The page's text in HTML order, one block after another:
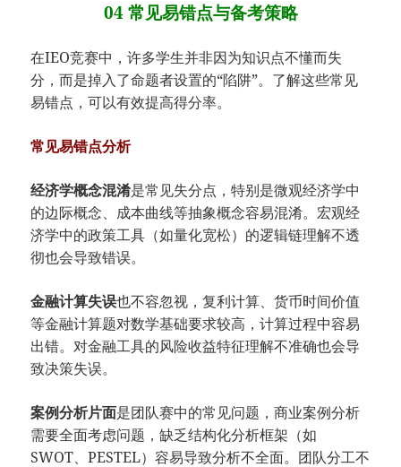
04 常见易错点与备考策略
在IEO竞赛中，许多学生并非因为知识点不懂而失
分，而是掉入了命题者设置的“陷阱”。了解这些常见
易错点，可以有效提高得分率。
常见易错点分析
经济学概念混淆是常见失分点，特别是微观经济学中
的边际概念、成本曲线等抽象概念容易混淆。宏观经
济学中的政策工具（如量化宽松）的逻辑链理解不透
彻也会导致错误。
金融计算失误也不容忽视，复利计算、货币时间价值
等金融计算题对数学基础要求较高，计算过程中容易
出错。对金融工具的风险收益特征理解不准确也会导
致决策失误。
案例分析片面是团队赛中的常见问题，商业案例分析
需要全面考虑问题，缺乏结构化分析框架（如
SWOT、PESTEL）容易导致分析不全面。团队分工不